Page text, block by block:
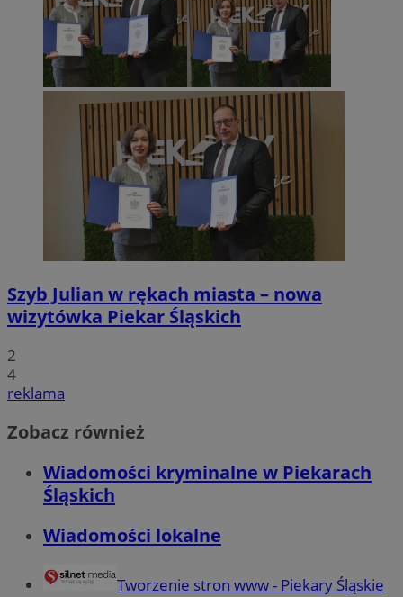
Szyb Julian w rękach miasta – nowa
wizytówka Piekar Śląskich
2
4
reklama
Zobacz również
Wiadomości kryminalne w Piekarach
Śląskich
Wiadomości lokalne
Tworzenie stron www - Piekary Śląskie